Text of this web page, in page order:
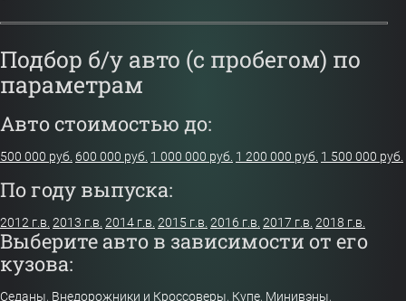
Подбор б/у авто (с пробегом) по
параметрам
Авто стоимостью до:
500 000 руб. 600 000 руб. 1 000 000 руб. 1 200 000 руб. 1 500 000 руб.
По году выпуска:
2012 г.в. 2013 г.в. 2014 г.в. 2015 г.в. 2016 г.в. 2017 г.в. 2018 г.в.
Выберите авто в зависимости от его
кузова:
Седаны, Внедорожники и Кроссоверы, Купе, Минивэны,